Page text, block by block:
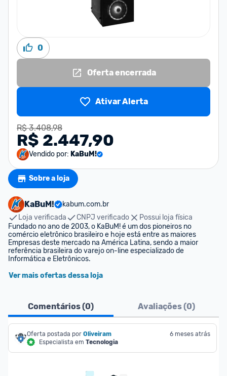
0
Oferta encerrada
Ativar Alerta
R$ 3.408,98
R$ 2.447,90
Vendido por: KaBuM!
Sobre a loja
KaBuM!
kabum.com.br
Loja verificada
CNPJ verificado
Possui loja física
Fundado no ano de 2003, o KaBuM! é um dos pioneiros no
comércio eletrônico brasileiro e hoje está entre as maiores
Empresas deste mercado na América Latina, sendo a maior
referência brasileira do varejo on-line especializado de
Informática e Eletrônicos.
Ver mais ofertas dessa loja
Comentários (0) Avaliações (0)
Oferta postada por Oliveiram
Especialista em Tecnologia
6 meses atrás